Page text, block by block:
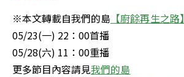
※本文轉載自我們的島 【廚餘再生之路】
05/23(一) 22：00首播
05/28(六) 11：00重播
更多節目內容請見我們的島